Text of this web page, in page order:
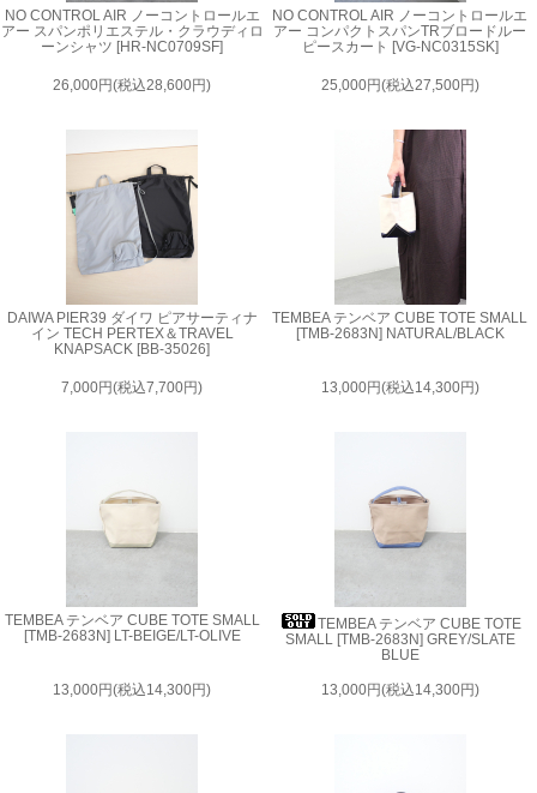
NO CONTROL AIR ノーコントロールエ
アー スパンポリエステル・クラウディロ
ーンシャツ [HR-NC0709SF]
26,000円(税込28,600円)
NO CONTROL AIR ノーコントロールエ
アー コンパクトスパンTRブロードルー
ピースカート [VG-NC0315SK]
25,000円(税込27,500円)
DAIWA PIER39 ダイワ ピアサーティナ
イン TECH PERTEX＆TRAVEL
KNAPSACK [BB-35026]
7,000円(税込7,700円)
TEMBEA テンベア CUBE TOTE SMALL
[TMB-2683N] NATURAL/BLACK
13,000円(税込14,300円)
TEMBEA テンベア CUBE TOTE SMALL
[TMB-2683N] LT-BEIGE/LT-OLIVE
13,000円(税込14,300円)
TEMBEA テンベア CUBE TOTE
SMALL [TMB-2683N] GREY/SLATE
BLUE
13,000円(税込14,300円)